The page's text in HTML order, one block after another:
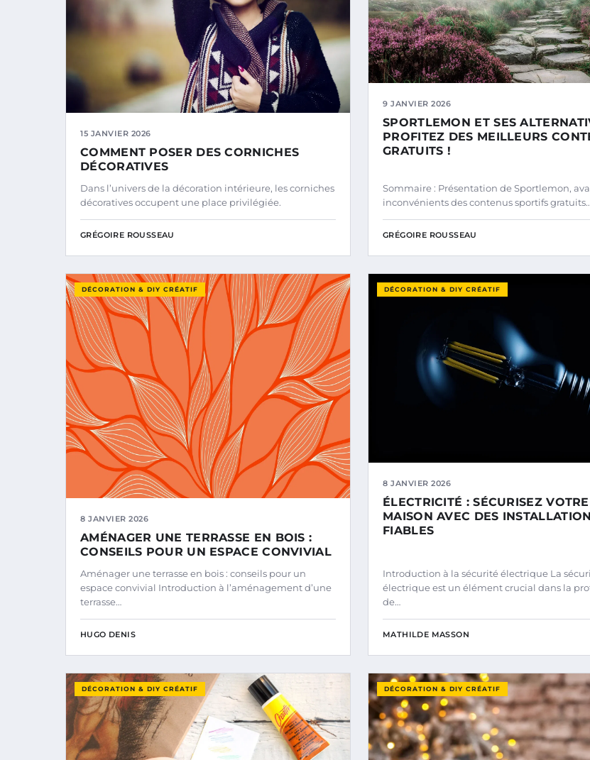
15 JANVIER 2026
COMMENT POSER DES CORNICHES
DÉCORATIVES
Dans l’univers de la décoration intérieure, les corniches
décoratives occupent une place privilégiée.
GRÉGOIRE ROUSSEAU
9 JANVIER 2026
SPORTLEMON ET SES
PROFITEZ DES MEILLEURS
GRATUITS !
Sommaire : Présentation de Sportlemon,
inconvénients des contenus sportifs gratuits…
GRÉGOIRE ROUSSEAU
DÉCORATION & DIY CRÉATIF
8 JANVIER 2026
AMÉNAGER UNE TERRASSE EN BOIS :
CONSEILS POUR UN ESPACE CONVIVIAL
Aménager une terrasse en bois : conseils pour un
espace convivial Introduction à l’aménagement d’une
terrasse…
HUGO DENIS
DÉCORATION & DIY CRÉATIF
8 JANVIER 2026
ÉLECTRICITÉ : SÉCURISEZ VOTRE
MAISON AVEC DES
FIABLES
Introduction à la sécurité électrique La
électrique est un élément crucial dans la
de…
MATHILDE MASSON
DÉCORATION & DIY CRÉATIF DÉCORATION & DIY CRÉATIF